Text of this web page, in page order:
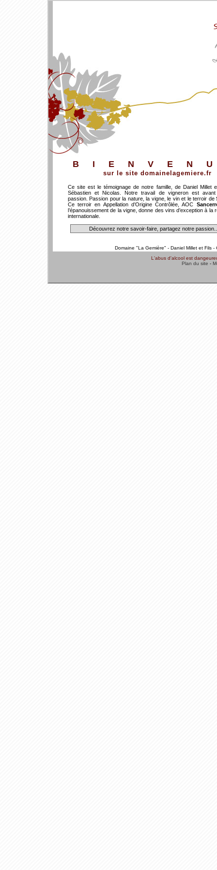
sur le site domainelagemiere.fr
Ce site est le témoignage de notre famille, de Daniel Millet
Sébastien et Nicolas. Notre travail de vigneron est
passion. Passion pour la nature, la vigne, le vin et le terroir de
Ce terroir en Appellation d’Origine Contrôlée, AOC
l’épanouissement de la vigne, donne des vins d’exception à la
internationale.
Découvrez notre savoir-faire, partagez notre
Domaine "La Gemière" - Daniel Millet et Fils
L'abus d'alcool est
Plan du site -